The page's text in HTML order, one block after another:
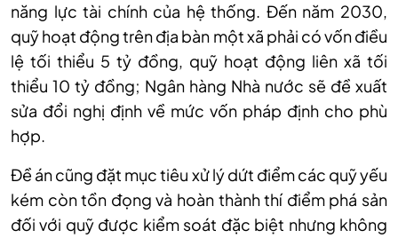
năng lực tài chính của hệ thống. Đến năm 2030,
quỹ hoạt động trên địa bàn một xã phải có vốn điều
lệ tối thiểu 5 tỷ đồng, quỹ hoạt động liên xã tối
thiểu 10 tỷ đồng; Ngân hàng Nhà nước sẽ đề xuất
sửa đổi nghị định về mức vốn pháp định cho phù
hợp.
Đề án cũng đặt mục tiêu xử lý dứt điểm các quỹ yếu
kém còn tồn đọng và hoàn thành thí điểm phá sản
đối với quỹ được kiểm soát đặc biệt nhưng không